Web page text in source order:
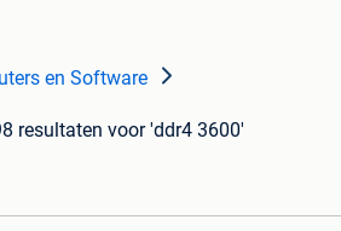
en Software
resultaten voor 'ddr4 3600'